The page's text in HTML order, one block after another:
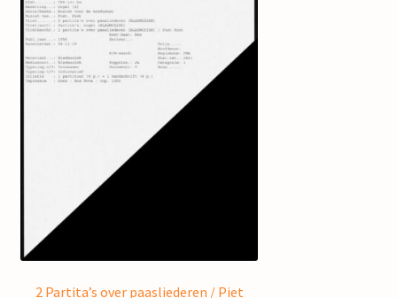
2 Partita’s over paasliederen / Piet